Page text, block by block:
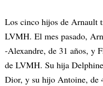
Los cinco hijos de Arnault
LVMH. El mes pasado,
-Alexandre, de 31 años, y
de LVMH. Su hija
Dior, y su hijo Antoine, de